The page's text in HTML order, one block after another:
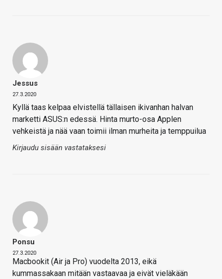
Jessus
27.3.2020
Kyllä taas kelpaa elvistellä tällaisen ikivanhan halvan
marketti ASUS:n edessä. Hinta murto-osa Applen
vehkeistä ja nää vaan toimii ilman murheita ja temppuilua
Kirjaudu sisään vastataksesi
Ponsu
27.3.2020
Macbookit (Air ja Pro) vuodelta 2013, eikä
kummassakaan mitään vastaavaa ja eivät vieläkään